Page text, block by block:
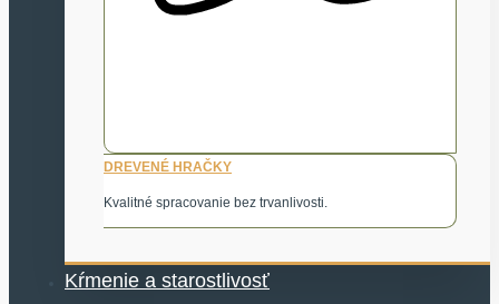
DREVENÉ HRAČKY
Kvalitné spracovanie bez trvanlivosti.
Kŕmenie a starostlivosť